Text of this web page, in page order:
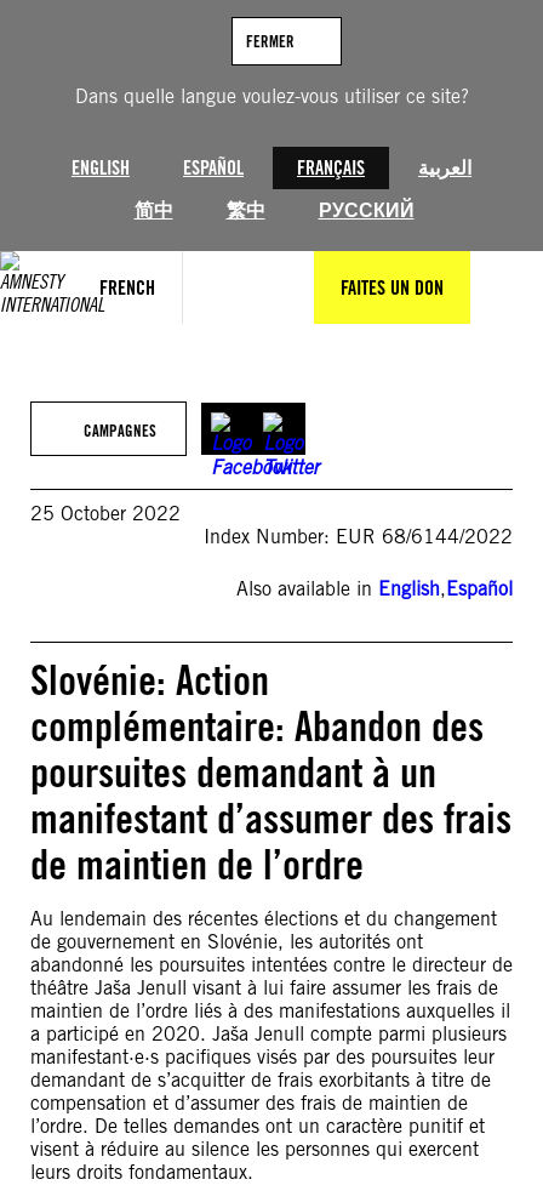
Dans quelle langue voulez-vous utiliser ce site?
ENGLISH ESPAÑOL FRANÇAIS
العربية
简中
繁中 РУССКИЙ
FERMER
FRENCH FAITES UN DON
CAMPAGNES
25 October 2022
Index Number: EUR 68/6144/2022
Also available in English,Español
Slovénie: Action
complémentaire: Abandon des
poursuites demandant à un
manifestant d’assumer des frais
de maintien de l’ordre
Au lendemain des récentes élections et du changement
de gouvernement en Slovénie, les autorités ont
abandonné les poursuites intentées contre le directeur de
théâtre Jaša Jenull visant à lui faire assumer les frais de
maintien de l’ordre liés à des manifestations auxquelles il
a participé en 2020. Jaša Jenull compte parmi plusieurs
manifestant·e·s pacifiques visés par des poursuites leur
demandant de s’acquitter de frais exorbitants à titre de
compensation et d’assumer des frais de maintien de
l’ordre. De telles demandes ont un caractère punitif et
visent à réduire au silence les personnes qui exercent
leurs droits fondamentaux.